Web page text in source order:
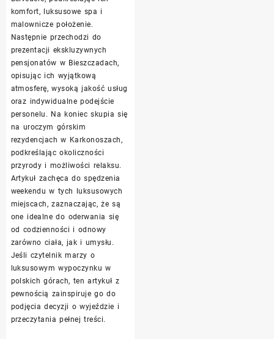
komfort, luksusowe spa i
malownicze położenie.
Następnie przechodzi do
prezentacji ekskluzywnych
pensjonatów w Bieszczadach,
opisując ich wyjątkową
atmosferę, wysoką jakość usług
oraz indywidualne podejście
personelu. Na koniec skupia się
na uroczym górskim
rezydencjach w Karkonoszach,
podkreślając okoliczności
przyrody i możliwości relaksu.
Artykuł zachęca do spędzenia
weekendu w tych luksusowych
miejscach, zaznaczając, że są
one idealne do oderwania się
od codzienności i odnowy
zarówno ciała, jak i umysłu.
Jeśli czytelnik marzy o
luksusowym wypoczynku w
polskich górach, ten artykuł z
pewnością zainspiruje go do
podjęcia decyzji o wyjeździe i
przeczytania pełnej treści.